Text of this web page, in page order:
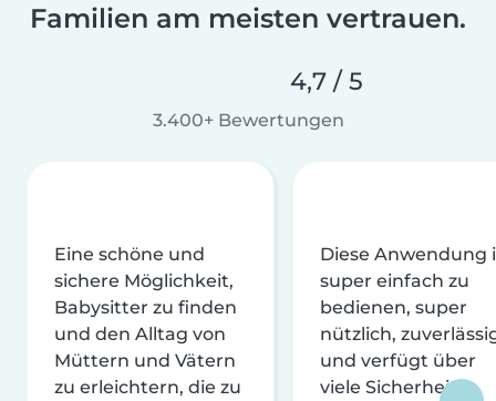
Familien am meisten vertrauen.
4,7 / 5
3.400+ Bewertungen
Eine schöne und
sichere Möglichkeit,
Babysitter zu finden
und den Alltag von
Müttern und Vätern
zu erleichtern, die zu
Diese Anwendung
super einfach zu
bedienen, super
nützlich,
und verfügt über
viele Sicherheits-